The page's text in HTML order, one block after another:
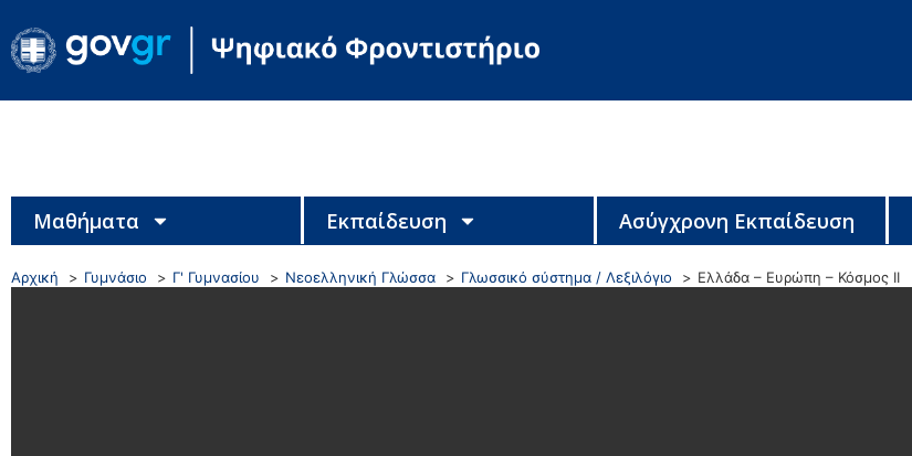
Μαθήματα Εκπαίδευση Ασύγχρονη Εκπαίδευση
Αρχική Γυμνάσιο Γ' Γυμνασίου Νεοελληνική Γλώσσα Γλωσσικό σύστημα / Λεξιλόγιο Ελλάδα – Ευρώπη – Κόσμος ΙΙ